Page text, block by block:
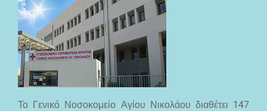
Το Γενικό Νοσοκομείο Αγίου Νικολάου διαθέτει 147